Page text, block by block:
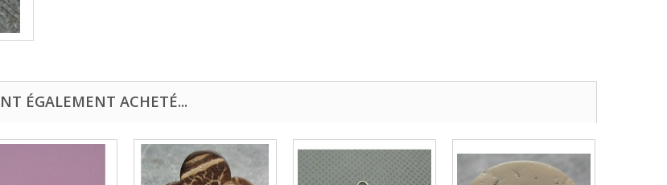
ÉGALEMENT ACHETÉ...